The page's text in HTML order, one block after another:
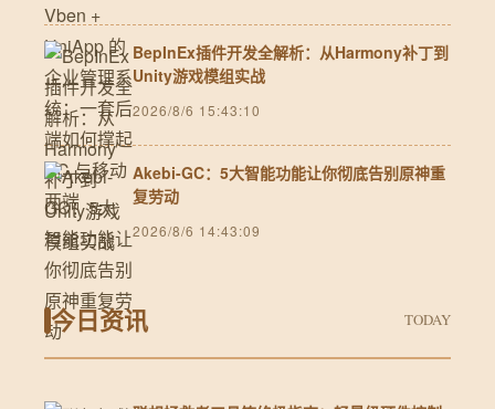
BepInEx插件开发全解析：从Harmony补丁到
Unity游戏模组实战
2026/8/6 15:43:10
Akebi-GC：5大智能功能让你彻底告别原神重
复劳动
2026/8/6 14:43:09
今日资讯 TODAY